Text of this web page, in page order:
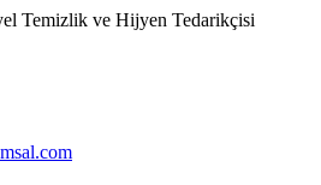
Temizlik ve Hijyen Tedarikçisi